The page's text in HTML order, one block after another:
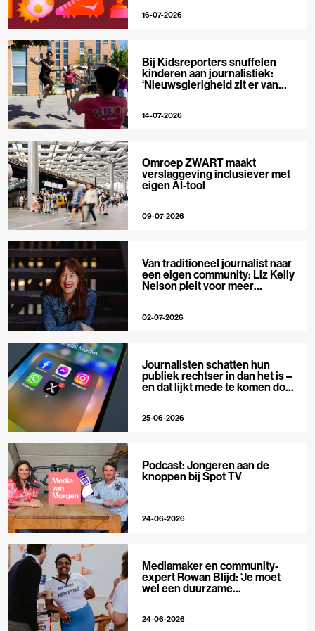
16-07-2026
Bij Kidsreporters snuffelen
kinderen aan journalistiek:
‘Nieuwsgierigheid zit er van
14-07-2026
Omroep ZWART maakt
verslaggeving inclusiever met
eigen AI-tool
09-07-2026
Van traditioneel journalist naar
een eigen community: Liz Kelly
Nelson pleit voor meer
02-07-2026
Journalisten schatten hun
publiek rechtser in dan het is –
en dat lijkt mede te komen door
25-06-2026
Podcast: Jongeren aan de
knoppen bij Spot TV
24-06-2026
Mediamaker en community-
expert Rowan Blijd: ‘Je moet
wel een duurzame
24-06-2026